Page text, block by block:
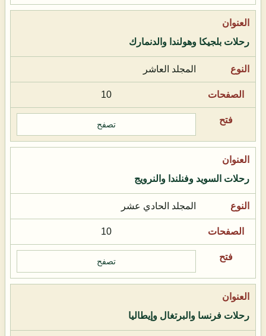
رحلات بلجيكا وهولندا والدنمارك
المجلد العاشر
10
تصفح
رحلات السويد وفنلندا والنرويج
المجلد الحادي عشر
10
تصفح
رحلات فرنسا والبرتغال وإيطاليا